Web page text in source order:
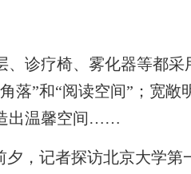
诊疗椅、雾化器等都采
落”和“阅读空间”；宽
出温馨空间……
，记者探访北京大学第